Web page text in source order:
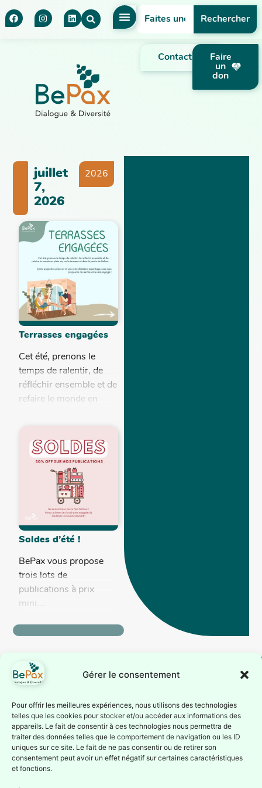
Gérer le consentement
Pour offrir les meilleures expériences, nous utilisons des technologies
telles que les cookies pour stocker et/ou accéder aux informations des
appareils. Le fait de consentir à ces technologies nous permettra de
traiter des données telles que le comportement de navigation ou les ID
uniques sur ce site. Le fait de ne pas consentir ou de retirer son
consentement peut avoir un effet négatif sur certaines caractéristiques
et fonctions.
Contact
Faire
un
don
Rechercher
juillet
7,
2026
2026
Terrasses engagées
Cet été, prenons le
temps de ralentir, de
réfléchir ensemble et de
refaire le monde en
Soldes d’été !
BePax vous propose
trois lots de
publications à prix
mini....
Suivez-nous
Inscrivez-vous à notre
newsletter ou suivez nous
sur nos réseaux sociaux
BePax est reconnue
comme association
d’éducation
permanente par la
Fédération Wallonie-